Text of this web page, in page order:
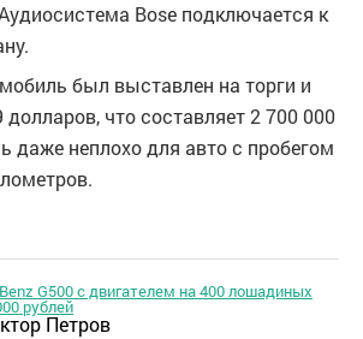
Bose подключается к
был выставлен на торги и
долларов, что составляет 2 700 000
даже неплохо для авто с пробегом
G500 с двигателем на 400 лошадиных
рублей
Петров